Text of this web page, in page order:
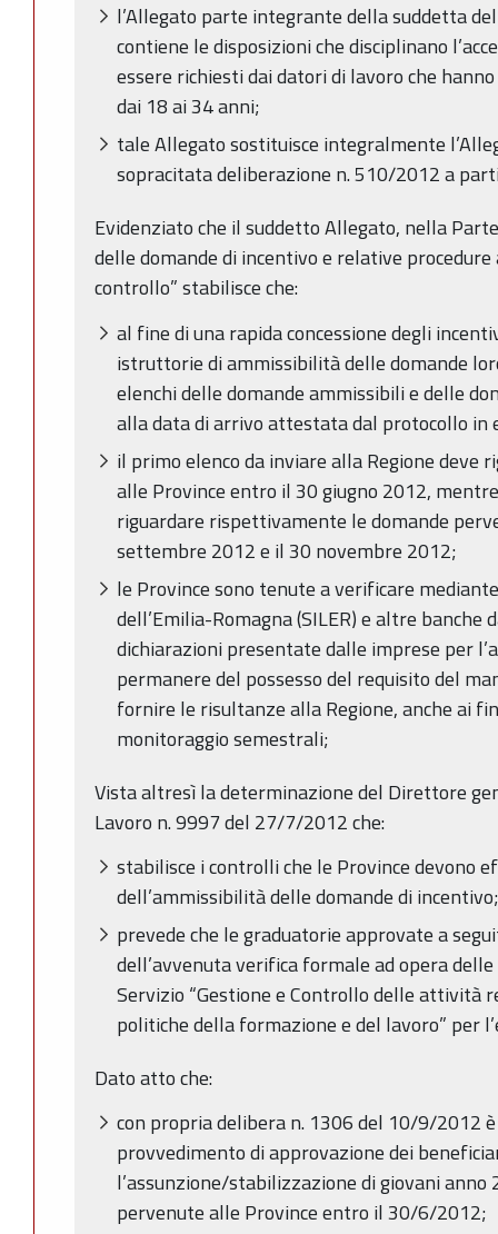
l’Allegato parte integrante della suddetta
contiene le disposizioni che disciplinano
essere richiesti dai datori di lavoro che
dai 18 ai 34 anni;
tale Allegato sostituisce integralmente
sopracitata deliberazione n. 510/2012 a
Evidenziato che il suddetto Allegato, nella
delle domande di incentivo e relative
controllo” stabilisce che:
al fine di una rapida concessione degli
istruttorie di ammissibilità delle domande
elenchi delle domande ammissibili e delle
alla data di arrivo attestata dal protocollo in
il primo elenco da inviare alla Regione deve
alle Province entro il 30 giugno 2012,
riguardare rispettivamente le domande
settembre 2012 e il 30 novembre 2012;
le Province sono tenute a verificare
dell’Emilia-Romagna (SILER) e altre banche
dichiarazioni presentate dalle imprese per
permanere del possesso del requisito del
fornire le risultanze alla Regione, anche ai
monitoraggio semestrali;
Vista altresì la determinazione del Direttore
Lavoro n. 9997 del 27/7/2012 che:
stabilisce i controlli che le Province devono
dell’ammissibilità delle domande di incentivo;
prevede che le graduatorie approvate a
dell’avvenuta verifica formale ad opera
Servizio “Gestione e Controllo delle attività
politiche della formazione e del lavoro” per
Dato atto che:
con propria delibera n. 1306 del 10/9/2012
provvedimento di approvazione dei
l’assunzione/stabilizzazione di giovani
pervenute alle Province entro il 30/6/2012;